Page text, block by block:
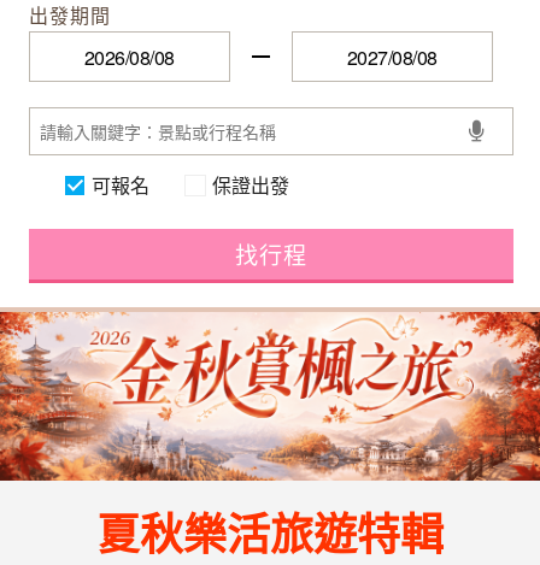
出發期間
可報名 保證出發
找行程
夏秋樂活旅遊特輯